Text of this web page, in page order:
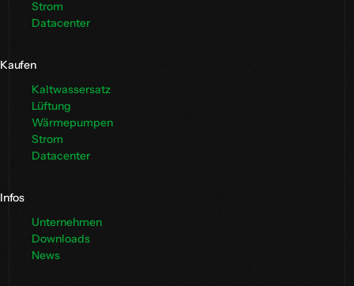
Strom
Datacenter
Kaufen
Kaltwassersatz
Lüftung
Wärmepumpen
Strom
Datacenter
Infos
Unternehmen
Downloads
News